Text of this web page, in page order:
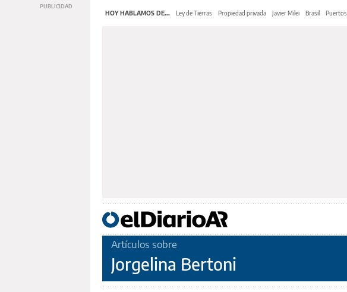
HOY HABLAMOS DE... Ley de Tierras Propiedad privada Javier Milei Brasil Puertos
Artículos sobre
Jorgelina Bertoni